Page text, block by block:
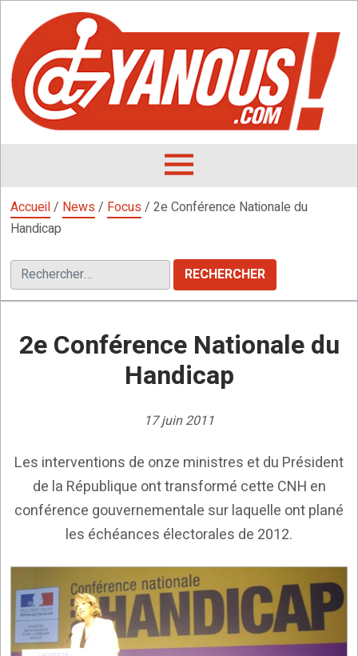
contenu
OUVRIR
MENU
Accueil/ News/ Focus/ 2e Conférence Nationale du
Handicap
Rechercher :
2e Conférence Nationale du
Handicap
17 juin 2011
Les interventions de onze ministres et du Président
de la République ont transformé cette CNH en
conférence gouvernementale sur laquelle ont plané
les échéances électorales de 2012.